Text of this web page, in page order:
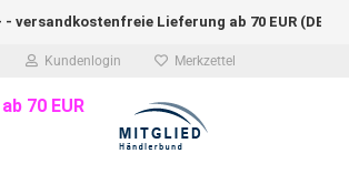
Kundenlogin Merkzettel
Lieferung ab 70 EUR (DE)- -
70 EUR